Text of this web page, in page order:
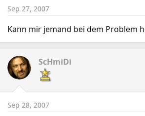
Sep 27, 2007
Kann mir jemand bei dem Problem
ScHmiDi
Sep 28, 2007